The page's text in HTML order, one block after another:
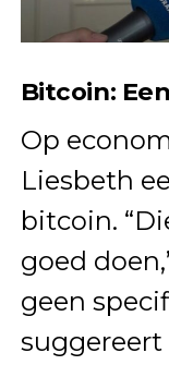
Bitcoin:
Op
Liesbeth
bitcoin.
goed
geen